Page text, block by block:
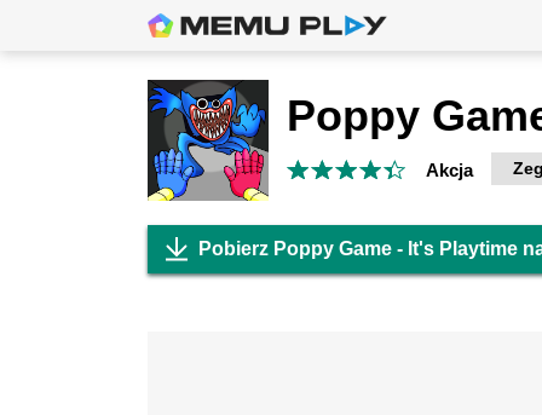
Akcja
Pobierz Poppy Game - It's Playtime